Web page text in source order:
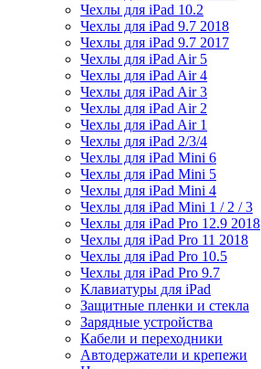
Чехлы для iPad 10.2
Чехлы для iPad 9.7 2018
Чехлы для iPad 9.7 2017
Чехлы для iPad Air 5
Чехлы для iPad Air 4
Чехлы для iPad Air 3
Чехлы для iPad Air 2
Чехлы для iPad Air 1
Чехлы для iPad 2/3/4
Чехлы для iPad Mini 6
Чехлы для iPad Mini 5
Чехлы для iPad Mini 4
Чехлы для iPad Mini 1 / 2 / 3
Чехлы для iPad Pro 12.9 2018
Чехлы для iPad Pro 11 2018
Чехлы для iPad Pro 10.5
Чехлы для iPad Pro 9.7
Клавиатуры для iPad
Защитные пленки и стекла
Зарядные устройства
Кабели и переходники
Автодержатели и крепежи